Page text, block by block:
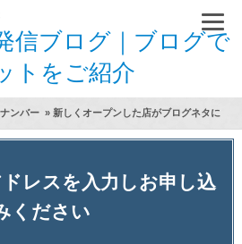
信ブログ｜ブログで
トをご紹介
ンバー» 新しくオープンした店がブログネタに
レスを入力しお申し込
ください